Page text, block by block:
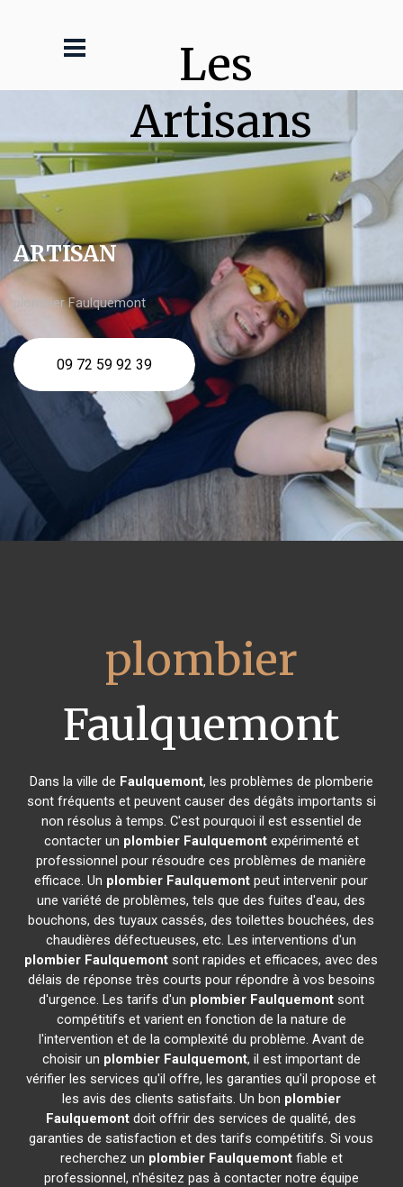
Les
Artisans
ARTISAN
plombier Faulquemont
09 72 59 92 39
plombier
Faulquemont
Dans la ville de Faulquemont, les problèmes de plomberie
sont fréquents et peuvent causer des dégâts importants si
non résolus à temps. C'est pourquoi il est essentiel de
contacter un plombier Faulquemontexpérimenté et
professionnel pour résoudre ces problèmes de manière
efficace. Un plombier Faulquemont peut intervenir pour
une variété de problèmes, tels que des fuites d'eau, des
bouchons, des tuyaux cassés, des toilettes bouchées, des
chaudières défectueuses, etc. Les interventions d'un
plombier Faulquemont sont rapides et efficaces, avec des
délais de réponse très courts pour répondre à vos besoins
d'urgence. Les tarifs d'un plombier Faulquemontsont
compétitifs et varient en fonction de la nature de
l'intervention et de la complexité du problème. Avant de
choisir un plombier Faulquemont, il est important de
vérifier les services qu'il offre, les garanties qu'il propose et
les avis des clients satisfaits. Un bon plombier
Faulquemont doit offrir des services de qualité, des
garanties de satisfaction et des tarifs compétitifs. Si vous
recherchez un plombier Faulquemontfiable et
professionnel, n'hésitez pas à contacter notre équipe